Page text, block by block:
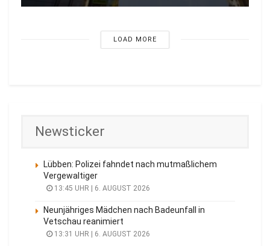
LOAD MORE
Newsticker
Lübben: Polizei fahndet nach mutmaßlichem
Vergewaltiger
13:45 UHR | 6. AUGUST 2026
Neunjähriges Mädchen nach Badeunfall in
Vetschau reanimiert
13:31 UHR | 6. AUGUST 2026